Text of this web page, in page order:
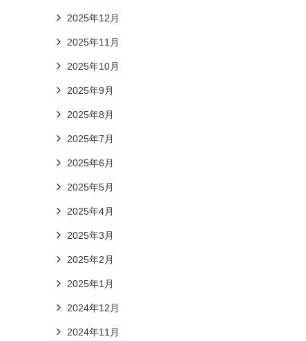
2025年12月
2025年11月
2025年10月
2025年9月
2025年8月
2025年7月
2025年6月
2025年5月
2025年4月
2025年3月
2025年2月
2025年1月
2024年12月
2024年11月